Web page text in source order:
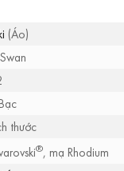
(Áo)
thước
®, mạ Rhodium